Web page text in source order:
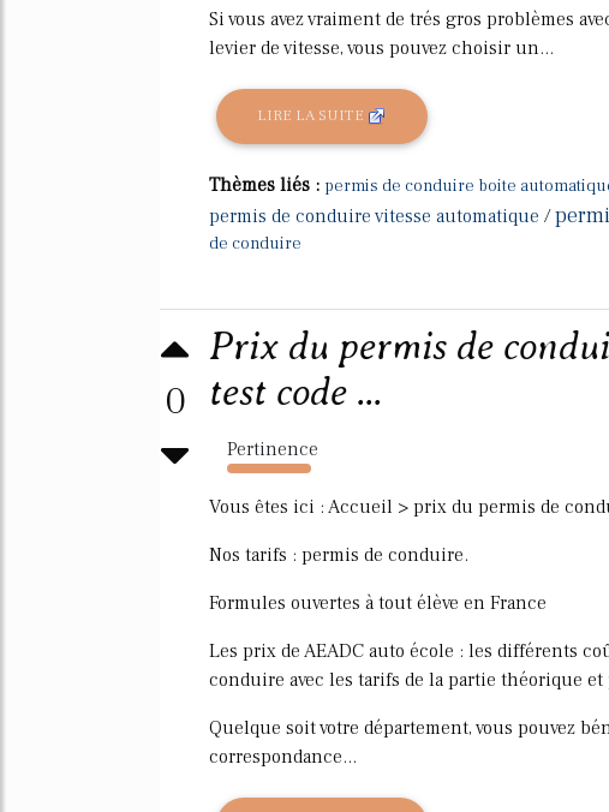
Si vous avez vraiment de trés gros problèmes
levier de vitesse, vous pouvez choisir un...
LIRE LA SUITE
Thèmes liés : permis de conduire boite
permis de conduire vitesse automatique /
de conduire
0
Prix du permis de
test code ...
Pertinence
2231%
Vous êtes ici : Accueil > prix du permis de
Nos tarifs : permis de conduire.
Formules ouvertes à tout élève en France
Les prix de AEADC auto école : les différents
conduire avec les tarifs de la partie théorique et
Quelque soit votre département, vous pouvez
correspondance...